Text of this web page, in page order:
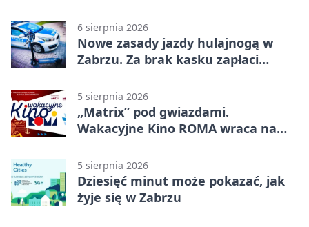
6 sierpnia 2026
Nowe zasady jazdy hulajnogą w
Zabrzu. Za brak kasku zapłaci
5 sierpnia 2026
„Matrix” pod gwiazdami.
Wakacyjne Kino ROMA wraca na
5 sierpnia 2026
Dziesięć minut może pokazać, jak
żyje się w Zabrzu